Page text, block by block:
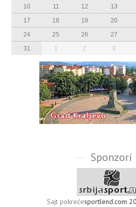
10
11 12 13
17
18 19 20
24
25 26 27
31
1 2 3
Sponzori
Sajt pokrećesportlend.com